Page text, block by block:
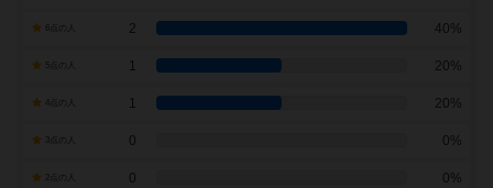
2 40%
1 20%
1 20%
0 0%
0 0%